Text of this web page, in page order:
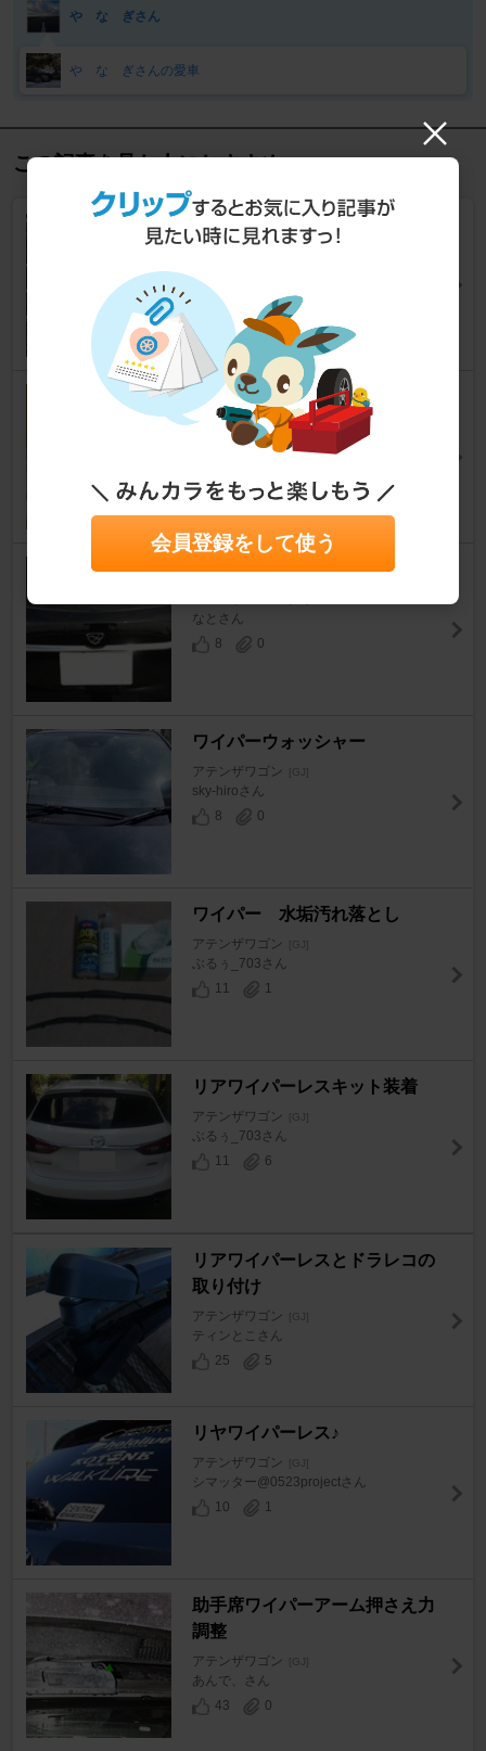
や な ぎさん
や な ぎさんの愛車
この記事を見た人におすすめ
リアワイパー撤去
世界のヒゲさん
18
1
リアワイパーの軸カバー交換
アテンザワゴン [GJ]
えぬずん。さん
リアワイパー撤去
なとさん
8
0
ワイパーウォッシャー
アテンザワゴン [GJ]
sky-hiroさん
8
0
ワイパー 水垢汚れ落とし
アテンザワゴン [GJ]
ぶるぅ_703さん
11
1
リアワイパーレスキット装着
アテンザワゴン [GJ]
ぶるぅ_703さん
11
6
リアワイパーレスとドラレコの
取り付け
アテンザワゴン [GJ]
ティンとこさん
25
5
リヤワイパーレス♪
アテンザワゴン [GJ]
シマッター@0523projectさん
10
1
助手席ワイパーアーム押さえ力
調整
アテンザワゴン [GJ]
あんで、さん
43
0
会員登録をして使う